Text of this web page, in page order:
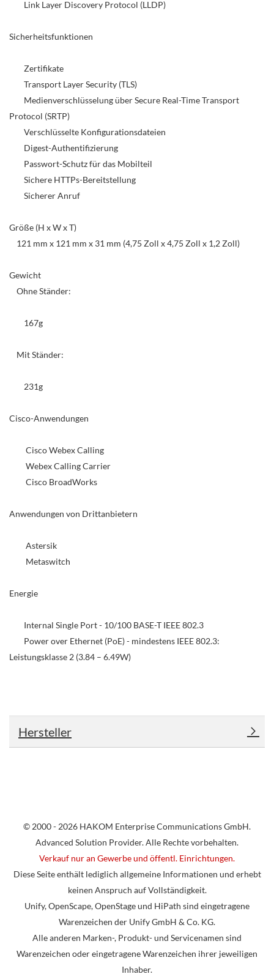
Link Layer Discovery Protocol (LLDP)
Sicherheitsfunktionen
Zertifikate
Transport Layer Security (TLS)
Medienverschlüsselung über Secure Real-Time Transport
Protocol (SRTP)
Verschlüsselte Konfigurationsdateien
Digest-Authentifizierung
Passwort-Schutz für das Mobilteil
Sichere HTTPs-Bereitstellung
Sicherer Anruf
Größe (H x W x T)
121 mm x 121 mm x 31 mm (4,75 Zoll x 4,75 Zoll x 1,2 Zoll)
Gewicht
Ohne Ständer:
167g
Mit Ständer:
231g
Cisco-Anwendungen
Cisco Webex Calling
Webex Calling Carrier
Cisco BroadWorks
Anwendungen von Drittanbietern
Astersik
Metaswitch
Energie
Internal Single Port - 10/100 BASE-T IEEE 802.3
Power over Ethernet (PoE) - mindestens IEEE 802.3:
Leistungsklasse 2 (3.84 – 6.49W)
Hersteller
© 2000 - 2026 HAKOM Enterprise Communications GmbH.
Advanced Solution Provider. Alle Rechte vorbehalten.
Verkauf nur an Gewerbe und öffentl. Einrichtungen.
Diese Seite enthält lediglich allgemeine Informationen und erhebt
keinen Anspruch auf Vollständigkeit.
Unify, OpenScape, OpenStage und HiPath sind eingetragene
Warenzeichen der Unify GmbH & Co. KG.
Alle anderen Marken-, Produkt- und Servicenamen sind
Warenzeichen oder eingetragene Warenzeichen ihrer jeweiligen
Inhaber.